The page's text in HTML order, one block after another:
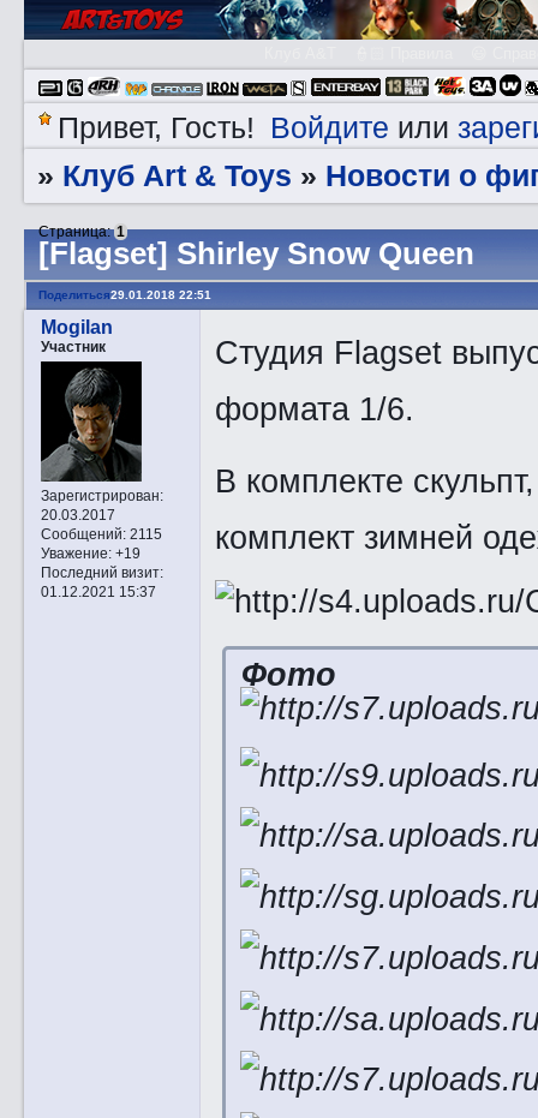
Привет, Гость! Войдите или
» Клуб Art & Toys » ­Новости о
[Flagset] Shirley Snow Queen
Страница:1
Поделиться29.01.2018 22:51
Mogilan
Участник
Зарегистрирован:
20.03.2017
Сообщений:2115
Уважение: +19
Последний визит:
01.12.2021 15:37
Студия Flagset
формата 1/6.
В комплекте
комплект зимней
Фото